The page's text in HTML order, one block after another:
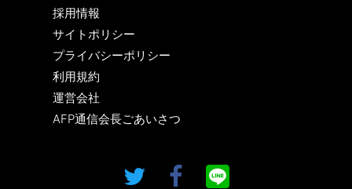
採用情報
サイトポリシー
プライバシーポリシー
利用規約
運営会社
AFP通信会長ごあいさつ